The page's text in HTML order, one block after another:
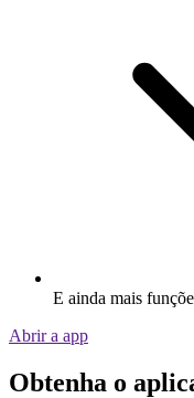
E ainda mais
Abrir a app
Obtenha o